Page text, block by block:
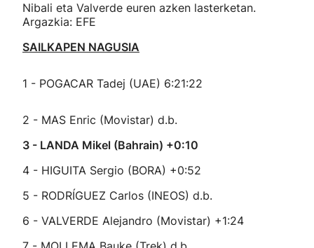
Nibali eta Valverde euren azken lasterketan.
Argazkia: EFE
SAILKAPEN NAGUSIA
1 - POGACAR Tadej (UAE) 6:21:22
2 - MAS Enric (Movistar) d.b.
3 - LANDA Mikel (Bahrain) +0:10
4 - HIGUITA Sergio (BORA) +0:52
5 - RODRÍGUEZ Carlos (INEOS) d.b.
6 - VALVERDE Alejandro (Movistar) +1:24